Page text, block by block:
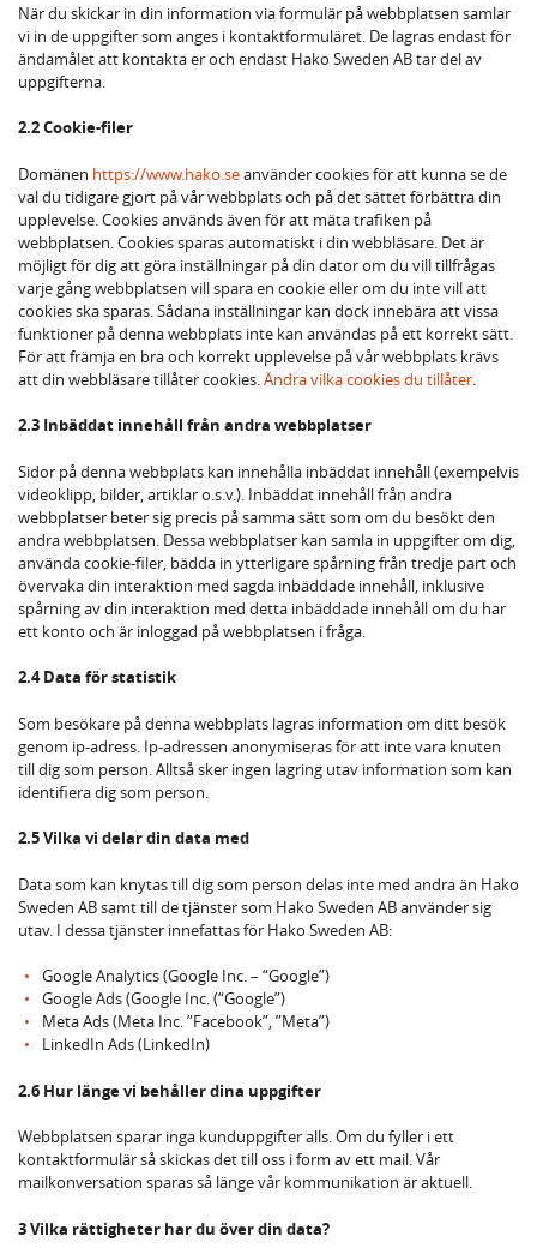
När du skickar in din information via formulär på webbplatsen samlar
vi in de uppgifter som anges i kontaktformuläret. De lagras endast för
ändamålet att kontakta er och endast Hako Sweden AB tar del av
uppgifterna.
2.2 Cookie-filer
Domänen https://www.hako.seanvänder cookies för att kunna se de
val du tidigare gjort på vår webbplats och på det sättet förbättra din
upplevelse. Cookies används även för att mäta trafiken på
webbplatsen. Cookies sparas automatiskt i din webbläsare. Det är
möjligt för dig att göra inställningar på din dator om du vill tillfrågas
varje gång webbplatsen vill spara en cookie eller om du inte vill att
cookies ska sparas. Sådana inställningar kan dock innebära att vissa
funktioner på denna webbplats inte kan användas på ett korrekt sätt.
För att främja en bra och korrekt upplevelse på vår webbplats krävs
att din webbläsare tillåter cookies. Ändra vilka cookies du tillåter
2.3 Inbäddat innehåll från andra webbplatser
Sidor på denna webbplats kan innehålla inbäddat innehåll (exempelvis
videoklipp, bilder, artiklar o.s.v.). Inbäddat innehåll från andra
webbplatser beter sig precis på samma sätt som om du besökt den
andra webbplatsen. Dessa webbplatser kan samla in uppgifter om dig,
använda cookie-filer, bädda in ytterligare spårning från tredje part och
övervaka din interaktion med sagda inbäddade innehåll, inklusive
spårning av din interaktion med detta inbäddade innehåll om du har
ett konto och är inloggad på webbplatsen i fråga.
2.4 Data för statistik
Som besökare på denna webbplats lagras information om ditt besök
genom ip-adress. Ip-adressen anonymiseras för att inte vara knuten
till dig som person. Alltså sker ingen lagring utav information som kan
identifiera dig som person.
2.5 Vilka vi delar din data med
Data som kan knytas till dig som person delas inte med andra än Hako
Sweden AB samt till de tjänster som Hako Sweden AB använder sig
utav. I dessa tjänster innefattas för Hako Sweden AB:
Google Analytics (Google Inc. – “Google”)
Google Ads (Google Inc. (“Google”)
Meta Ads (Meta Inc. ”Facebook”, ”Meta”)
LinkedIn Ads (LinkedIn)
2.6 Hur länge vi behåller dina uppgifter
Webbplatsen sparar inga kunduppgifter alls. Om du fyller i ett
kontaktformulär så skickas det till oss i form av ett mail. Vår
mailkonversation sparas så länge vår kommunikation är aktuell.
3 Vilka rättigheter har du över din data?